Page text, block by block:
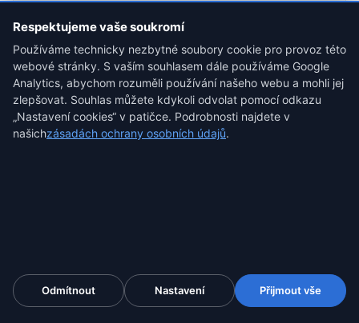
Krypto-forenzní, AML a novináři
Zajistěte platformu, adresy peněženek a příspěvky s
adresami, dřív než zmizí. Snímek zdroje, který obstojí
u soudu, jako podklad pro analýzu, posudek i
náklad na podnikání
Zajistěte důkaz, od 4,99 $
Respektujeme vaše soukromí
Používáme technicky nezbytné soubory cookie pro provoz této
webové stránky. S vaším souhlasem dále používáme Google
Analytics, abychom rozuměli používání našeho webu a mohli jej
zlepšovat. Souhlas můžete kdykoli odvolat pomocí odkazu
„Nastavení cookies“ v patičce. Podrobnosti najdete v
našichzásadách ochrany osobních údajů.
Odmítnout Nastavení Přijmout vše